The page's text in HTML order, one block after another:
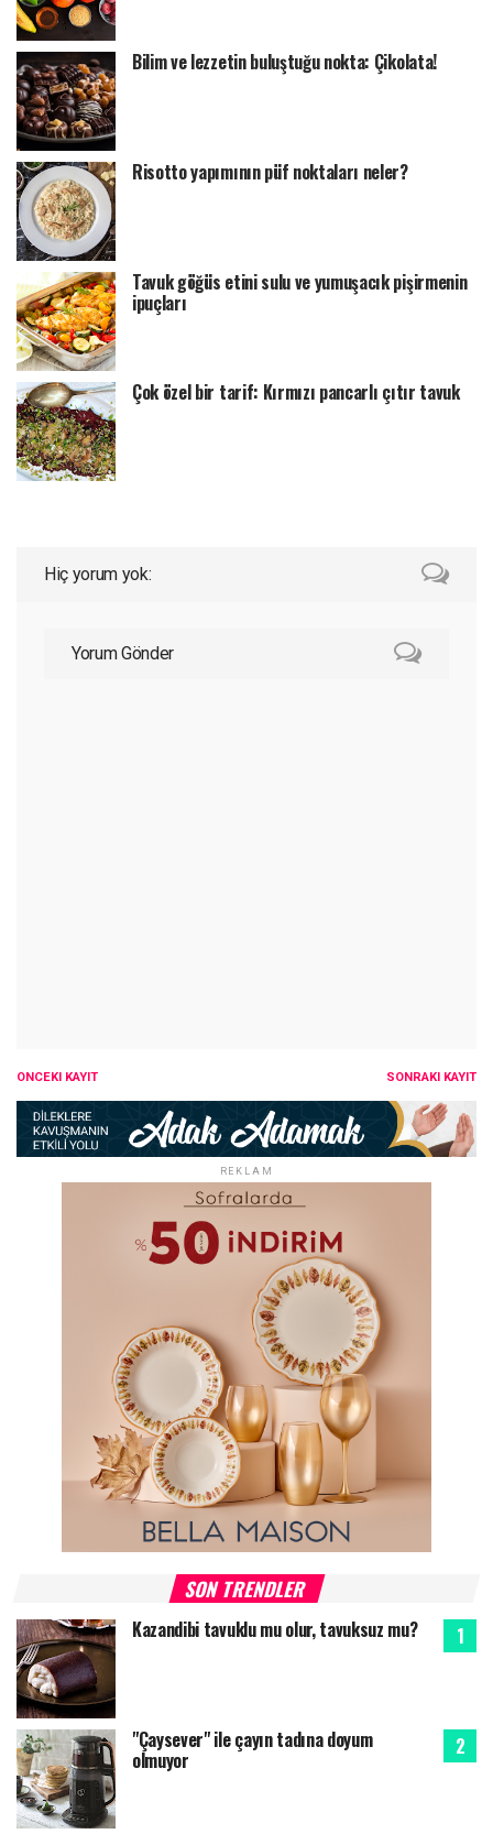
Bilim ve lezzetin buluştuğu nokta: Çikolata!
Risotto yapımının püf noktaları neler?
Tavuk göğüs etini sulu ve yumuşacık pişirmenin
ipuçları
Çok özel bir tarif: Kırmızı pancarlı çıtır tavuk
Hiç yorum yok:
Yorum Gönder
SONRAKI KAYIT
ÖNCEKI KAYIT
REKLAM
SON TRENDLER
Kazandibi tavuklu mu olur, tavuksuz mu?
"Çaysever" ile çayın tadına doyum
olmuyor